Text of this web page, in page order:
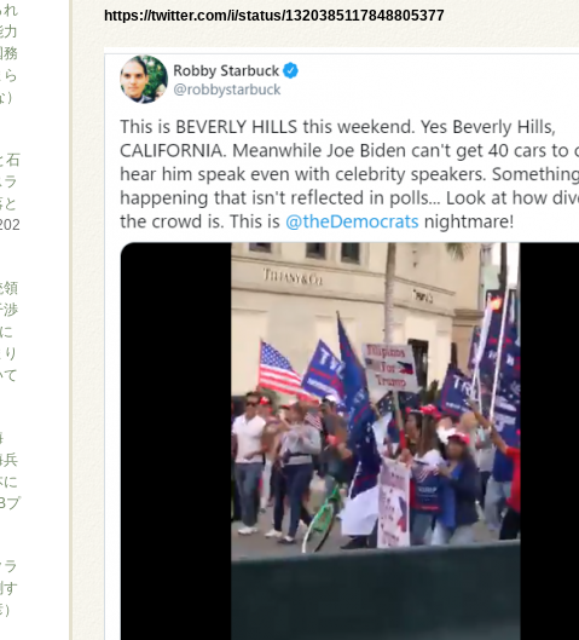
https://twitter.com/i/status/1320385117848805377
れ
石
領
渉
プ